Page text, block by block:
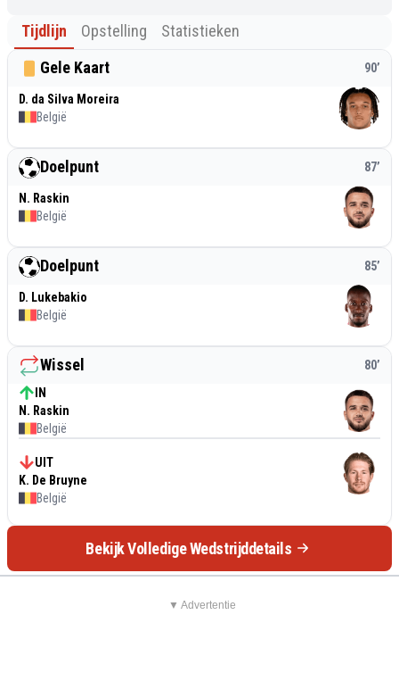
Tijdlijn Opstelling
Statistieken
Gele Kaart
90’
D. da Silva Moreira
België
Doelpunt 87’
N. Raskin
België
Doelpunt 85’
D. Lukebakio
België
Wissel 80’
IN
N. Raskin
België
UIT
K. De Bruyne
België
Bekijk Volledige Wedstrijddetails
▼ Advertentie